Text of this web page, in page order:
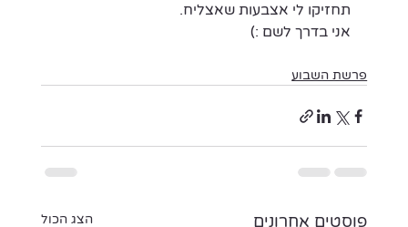
תחזיקו לי אצבעות שאצליח.
אני בדרך לשם :)
פרשת השבוע
פוסטים אחרונים הצג הכול